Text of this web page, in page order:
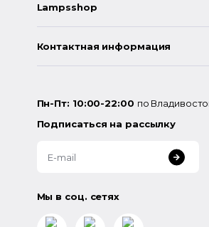
Lampsshop
Контактная информация
Пн-Пт: 10:00-22:00 по
Подписаться на рассылку
Мы в соц. сетях